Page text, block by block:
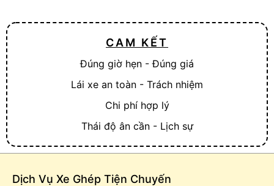
CAM KẾT
Đúng giờ hẹn - Đúng giá
Lái xe an toàn - Trách nhiệm
Chi phí hợp lý
Thái độ ân cần - Lịch sự
Dịch Vụ Xe Ghép Tiện Chuyến